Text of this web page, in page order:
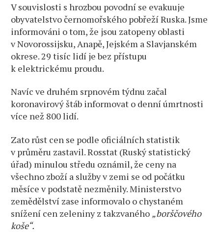
V souvislosti s hrozbou povodní se evakuuje
obyvatelstvo černomořského pobřeží Ruska. Jsme
informováni o tom, že jsou zatopeny oblasti
v Novorossijsku, Anapě, Jejském a Slavjanském
okrese. 29 tisíc lidí je bez přístupu
k elektrickému proudu.
Navíc ve druhém srpnovém týdnu začal
koronavirový štáb informovat o denní úmrtnosti
více než 800 lidí.
Zato růst cen se podle oficiálních statistik
v průměru zastavil. Rosstat (Ruský statistický
úřad) minulou středu oznámil, že ceny na
všechno zboží a služby v zemi se od počátku
měsíce v podstatě nezměnily. Ministerstvo
zemědělství zase informovalo o chystaném
snížení cen zeleniny z takzvaného „borščového
koše“.